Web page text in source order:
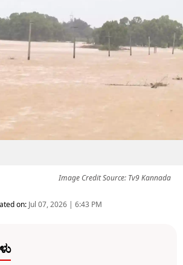
Image Credit Source: Tv9 Kannada
on: Jul 07, 2026 | 6:43 PM